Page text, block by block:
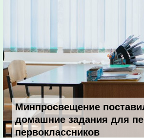
Минпросвещение
домашние задания для
первоклассников